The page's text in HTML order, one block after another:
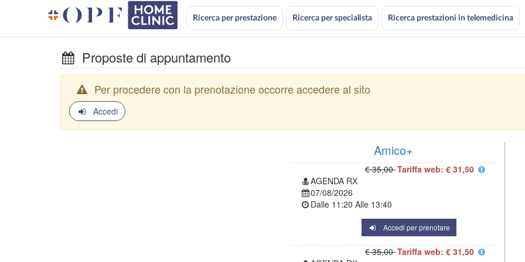
Ricerca per prestazione Ricerca per specialista Ricerca prestazioni in telemedicina
Proposte di appuntamento
Per procedere con la prenotazione occorre accedere al sito
Accedi
Amico+
€ 35,00Tariffa web: € 31,50
AGENDA RX
07/08/2026
Dalle 11:20 Alle 13:40
Accedi per prenotare
€ 35,00Tariffa web: € 31,50